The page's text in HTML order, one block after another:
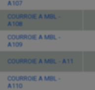
A107
COURROIE A MBL -
A108
COURROIE A MBL -
A109
COURROIE A MBL - A11
COURROIE A MBL -
A110